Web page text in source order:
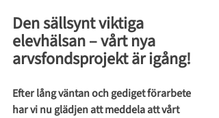
Den sällsynt viktiga
elevhälsan – vårt nya
arvsfondsprojekt är igång!
Efter lång väntan och gediget förarbete
har vi nu glädjen att meddela att vårt